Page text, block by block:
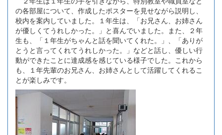
の各部屋について、作成したポスターを見せながら説明し、
校内を案内していました。１年生は、「お兄さん、お姉さん
が優しくてうれしかった。」と喜んでいました。また、２年
生も、「１年生がちゃんと話を聞いてくれた。」、「ありが
とうと言ってくれてうれしかった。」などと話し、優しい行
動ができたことに達成感を感じている様子でした。これから
も、１年先輩のお兄さん、お姉さんとして活躍してくれるこ
とが楽しみです。